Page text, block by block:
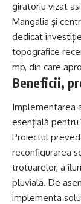
giratoriu vizat
Mangalia și
dedicat
topografice
mp, din care
Beneficii,
Implementarea
esențială
Proiectul
reconfigurarea
trotuarelor, a
pluvială. De
implementa